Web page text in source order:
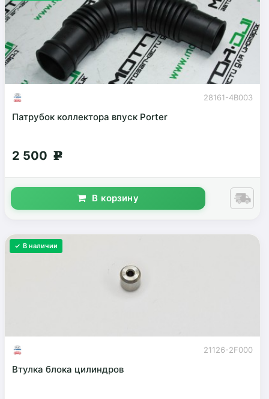
28161-4B003
Патрубок коллектора впуск Porter
2 500 g
В корзину
✓ В наличии
21126-2F000
Втулка блока цилиндров